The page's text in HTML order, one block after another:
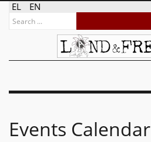
EL EN
Events Calendar